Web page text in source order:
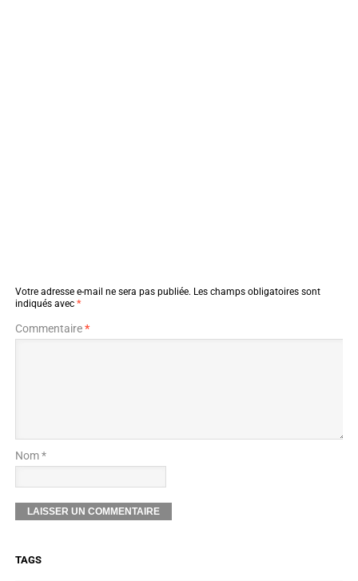
Votre adresse e-mail ne sera pas publiée. Les champs obligatoires sont
indiqués avec *
Commentaire*
Nom *
TAGS